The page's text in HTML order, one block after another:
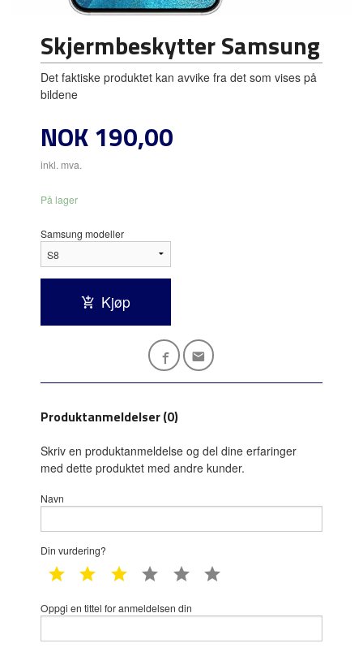
Skjermbeskytter Samsung
Det faktiske produktet kan avvike fra det som vises på
bildene
Pris
NOK190,00
inkl. mva.
På lager
Samsung modeller
Kjøp
Produktanmeldelser (0)
Skriv en produktanmeldelse og del dine erfaringer
med dette produktet med andre kunder.
Navn
Din vurdering?
1 star 2 star 3 star 4 star 5 star
Oppgi en tittel for anmeldelsen din